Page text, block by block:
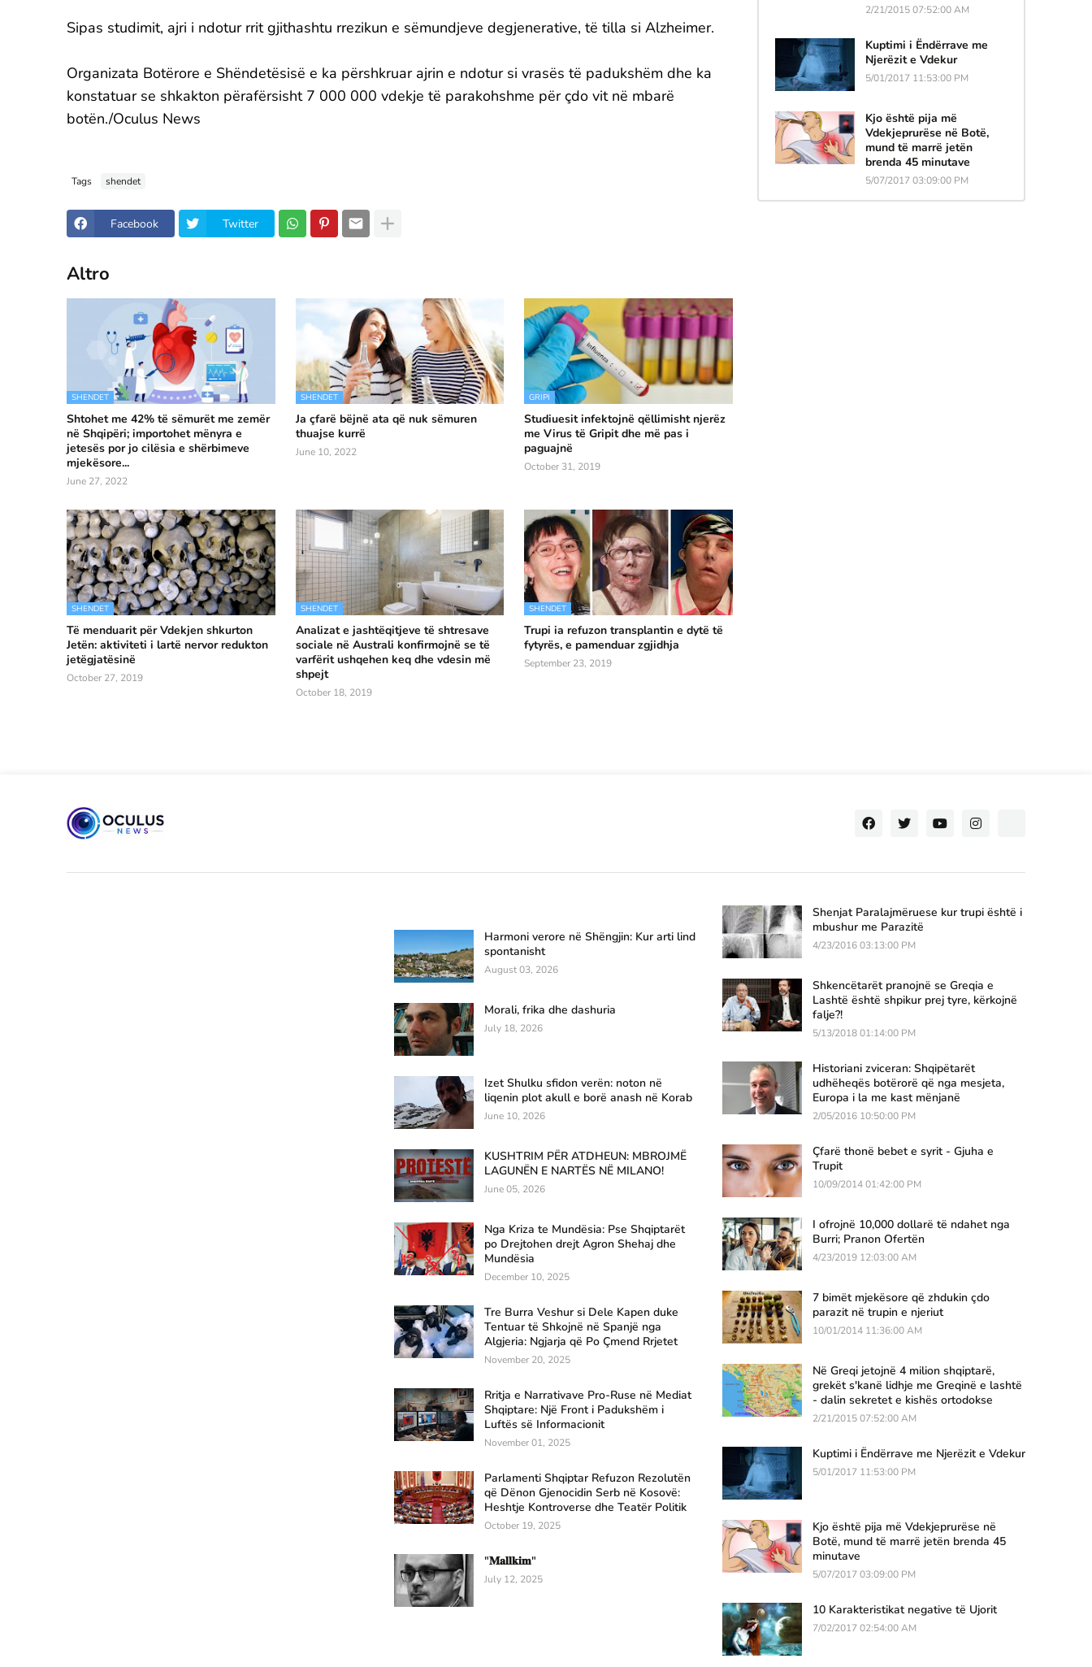
Sipas studimit, ajri i ndotur rrit gjithashtu rrezikun e sëmundjeve degjenerative, të tilla si Alzheimer.
Organizata Botërore e Shëndetësisë e ka përshkruar ajrin e ndotur si vrasës të padukshëm dhe ka
konstatuar se shkakton përafërsisht 7 000 000 vdekje të parakohshme për çdo vit në mbarë
botën./Oculus News
Tags shendet
Facebook Twitter
Altro
SHENDET
Shtohet me 42% të sëmurët me zemër
në Shqipëri; importohet mënyra e
jetesës por jo cilësia e shërbimeve
mjekësore...
June 27, 2022
SHENDET
Ja çfarë bëjnë ata që nuk sëmuren
thuajse kurrë
June 10, 2022
GRIPI
Studiuesit infektojnë qëllimisht njerëz
me Virus të Gripit dhe më pas i
paguajnë
October 31, 2019
SHENDET
Të menduarit për Vdekjen shkurton
Jetën: aktiviteti i lartë nervor redukton
jetëgjatësinë
October 27, 2019
SHENDET
Analizat e jashtëqitjeve të shtresave
sociale në Australi konfirmojnë se të
varfërit ushqehen keq dhe vdesin më
shpejt
October 18, 2019
SHENDET
Trupi ia refuzon transplantin e dytë të
fytyrës, e pamenduar zgjidhja
September 23, 2019
2/21/2015 07:52:00 AM
Kuptimi i Ëndërrave me
Njerëzit e Vdekur
5/01/2017 11:53:00 PM
Kjo është pija më
Vdekjeprurëse në Botë,
mund të marrë jetën
brenda 45 minutave
5/07/2017 03:09:00 PM
Harmoni verore në Shëngjin: Kur arti lind
spontanisht
August 03, 2026
Morali, frika dhe dashuria
July 18, 2026
Izet Shulku sfidon verën: noton në
liqenin plot akull e borë anash në Korab
June 10, 2026
KUSHTRIM PËR ATDHEUN: MBROJMË
LAGUNËN E NARTËS NË MILANO!
June 05, 2026
Nga Kriza te Mundësia: Pse Shqiptarët
po Drejtohen drejt Agron Shehaj dhe
Mundësia
December 10, 2025
Tre Burra Veshur si Dele Kapen duke
Tentuar të Shkojnë në Spanjë nga
Algjeria: Ngjarja që Po Çmend Rrjetet
November 20, 2025
Rritja e Narrativave Pro-Ruse në Mediat
Shqiptare: Një Front i Padukshëm i
Luftës së Informacionit
November 01, 2025
Parlamenti Shqiptar Refuzon Rezolutën
që Dënon Gjenocidin Serb në Kosovë:
Heshtje Kontroverse dhe Teatër Politik
October 19, 2025
"𝐌𝐚𝐥𝐥𝐤𝐢𝐦"
July 12, 2025
Shenjat Paralajmëruese kur trupi është i
mbushur me Parazitë
4/23/2016 03:13:00 PM
Shkencëtarët pranojnë se Greqia e
Lashtë është shpikur prej tyre, kërkojnë
falje?!
5/13/2018 01:14:00 PM
Historiani zviceran: Shqipëtarët
udhëheqës botërorë që nga mesjeta,
Europa i la me kast mënjanë
2/05/2016 10:50:00 PM
Çfarë thonë bebet e syrit - Gjuha e
Trupit
10/09/2014 01:42:00 PM
I ofrojnë 10,000 dollarë të ndahet nga
Burri; Pranon Ofertën
4/23/2019 12:03:00 AM
7 bimët mjekësore që zhdukin çdo
parazit në trupin e njeriut
10/01/2014 11:36:00 AM
Në Greqi jetojnë 4 milion shqiptarë,
grekët s'kanë lidhje me Greqinë e lashtë
- dalin sekretet e kishës ortodokse
2/21/2015 07:52:00 AM
Kuptimi i Ëndërrave me Njerëzit e Vdekur
5/01/2017 11:53:00 PM
Kjo është pija më Vdekjeprurëse në
Botë, mund të marrë jetën brenda 45
minutave
5/07/2017 03:09:00 PM
10 Karakteristikat negative të Ujorit
7/02/2017 02:54:00 AM